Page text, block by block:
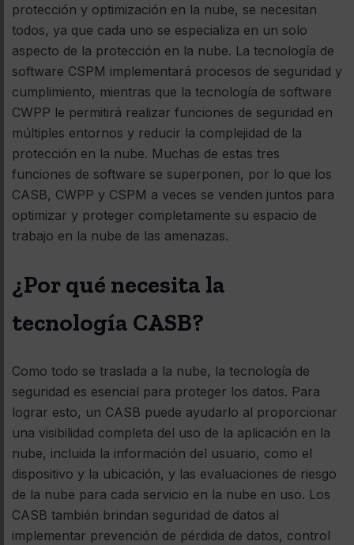
protección y optimización en la nube, se necesitan
todos, ya que cada uno se especializa en un solo
aspecto de la protección en la nube. La tecnología de
software CSPM implementará procesos de seguridad y
cumplimiento, mientras que la tecnología de software
CWPP le permitirá realizar funciones de seguridad en
múltiples entornos y reducir la complejidad de la
protección en la nube. Muchas de estas tres
funciones de software se superponen, por lo que los
CASB, CWPP y CSPM a veces se venden juntos para
optimizar y proteger completamente su espacio de
trabajo en la nube de las amenazas.
¿Por qué necesita la
tecnología CASB?
Como todo se traslada a la nube, la tecnología de
seguridad es esencial para proteger los datos. Para
lograr esto, un CASB puede ayudarlo al proporcionar
una visibilidad completa del uso de la aplicación en la
nube, incluida la información del usuario, como el
dispositivo y la ubicación, y las evaluaciones de riesgo
de la nube para cada servicio en la nube en uso. Los
CASB también brindan seguridad de datos al
implementar prevención de pérdida de datos, control